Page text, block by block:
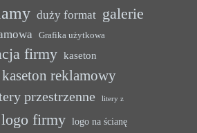
duży format galerie
Grafika użytkowa
firmy kaseton
kaseton reklamowy
przestrzenne litery z
logo firmy logo na ścianę